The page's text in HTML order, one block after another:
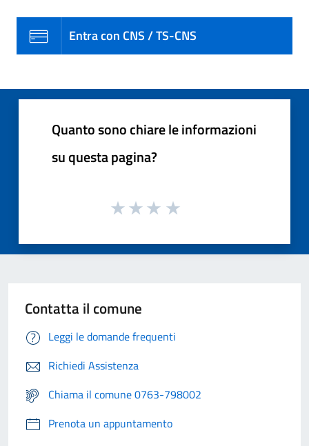
Entra con CNS / TS-CNS
Quanto sono chiare le informazioni
su questa pagina?
Contatta il comune
Leggi le domande frequenti
Richiedi Assistenza
Chiama il comune 0763-798002
Prenota un appuntamento